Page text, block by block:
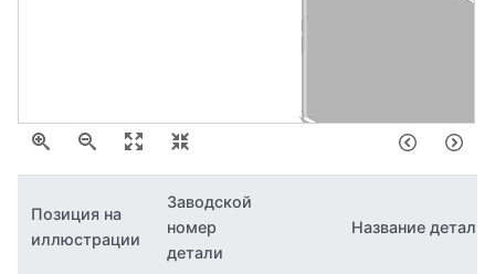
2
Позиция на
иллюстрации
Заводской
номер
детали
Название детали